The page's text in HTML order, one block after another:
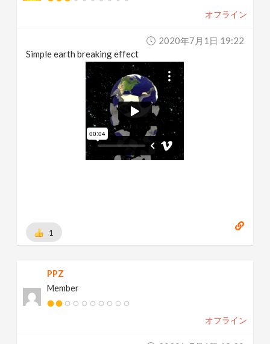
オフライン
2020年7月1日 19:22
Simple earth breaking effect
1
PPZ
Member
オフライン